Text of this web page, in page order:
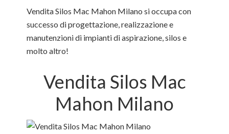
Vendita Silos Mac Mahon Milano si occupa con
successo di progettazione, realizzazione e
manutenzioni di impianti di aspirazione, silos e
molto altro!
Vendita Silos Mac
Mahon Milano